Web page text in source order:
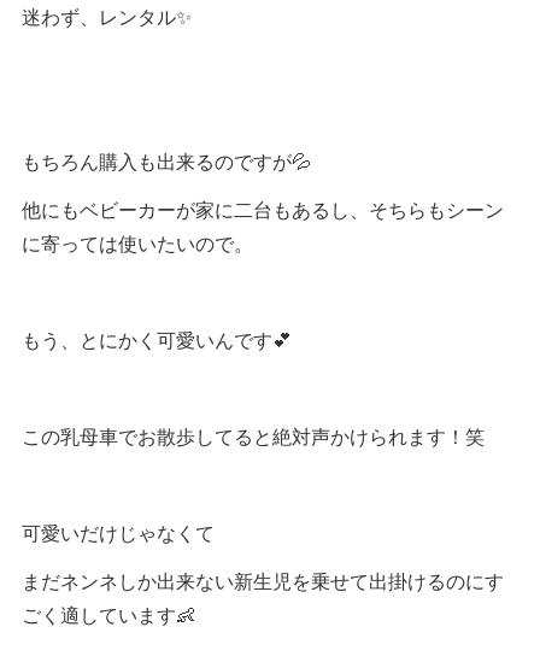
迷わず、レンタル✨
もちろん購入も出来るのですが💦
他にもベビーカーが家に二台もあるし、そちらもシーン
に寄っては使いたいので。
もう、とにかく可愛いんです💕
この乳母車でお散歩してると絶対声かけられます！笑
可愛いだけじゃなくて
まだネンネしか出来ない新生児を乗せて出掛けるのにす
ごく適しています👶